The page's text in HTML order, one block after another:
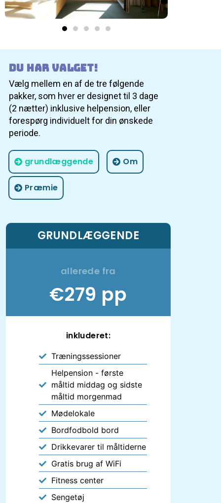
Du har valget!
Vælg mellem en af de tre følgende
pakker, som hver er designet til 3 dage
(2 nætter) inklusive helpension, eller
forespørg individuelt for din ønskede
periode.
grundlæggende Om
Præmie
GRUNDLÆGGENDE
allerede fra
€279 pp
inkluderet:
Træningssessioner
Helpension - første
måltid middag og sidste
måltid morgenmad
Mødelokale
Bordfodbold bord
Drikkevarer til måltiderne
Gratis brug af WiFi
Fitness center
Sengetøj